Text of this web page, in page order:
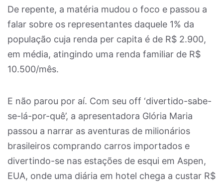
De repente, a matéria mudou o foco e passou a
falar sobre os representantes daquele 1% da
população cuja renda per capita é de R$ 2.900,
em média, atingindo uma renda familiar de R$
10.500/mês.
E não parou por aí. Com seu off ‘divertido-sabe-
se-lá-por-quê’, a apresentadora Glória Maria
passou a narrar as aventuras de milionários
brasileiros comprando carros importados e
divertindo-se nas estações de esqui em Aspen,
EUA, onde uma diária em hotel chega a custar R$